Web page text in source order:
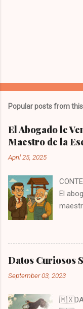
Popular posts from
El Abogado le
Maestro de la
April 25, 2025
El
el
debe
decirle
de lo
esto,
Datos Curiosos
September 03, 2023